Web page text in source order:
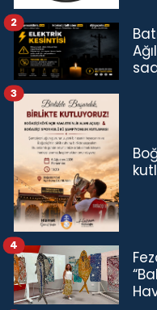
2
3
4